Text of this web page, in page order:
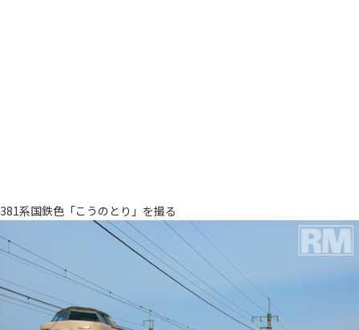
381系国鉄色「こうのとり」を撮る